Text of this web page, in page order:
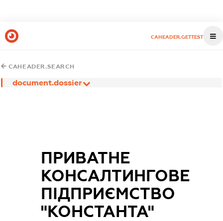
CAHEADER.GETTEST
CAHEADER.SEARCH
document.dossier
ПРИВАТНЕ
КОНСАЛТИНГОВЕ
ПІДПРИЄМСТВО
"КОНСТАНТА"